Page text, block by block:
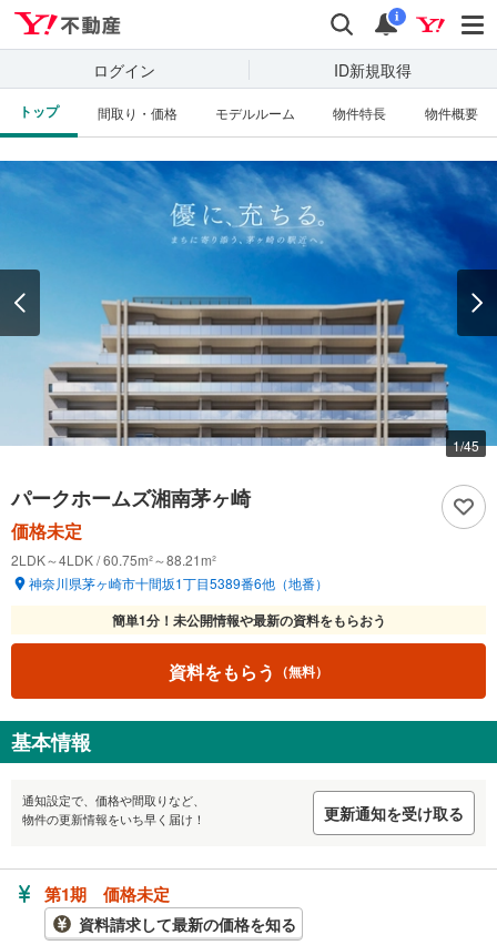
検索 通知
i
ログイン ID新規取得
トップ 間取り・価格 モデルルーム 物件特長 物件概要
資料をもらう
周辺の物件を見る
1/45
パークホームズ湘南茅ヶ崎
価格未定
2LDK～4LDK / 60.75m²～88.21m²
神奈川県茅ヶ崎市十間坂1丁目5389番6他（地番）
簡単1分！ 未公開情報や最新の資料をもらおう
資料をもらう （無料）
基本情報
通知設定で、価格や間取りなど、
物件の更新情報をいち早く届け！
更新通知を受け取る
第1期 価格未定
資料請求して最新の価格を知る